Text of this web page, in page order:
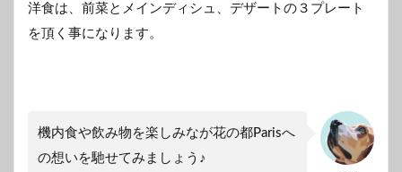
洋食は、前菜とメインディシュ、デザートの３プレート
を頂く事になります。
機内食や飲み物を楽しみなが花の都Parisへ
の想いを馳せてみましょう♪